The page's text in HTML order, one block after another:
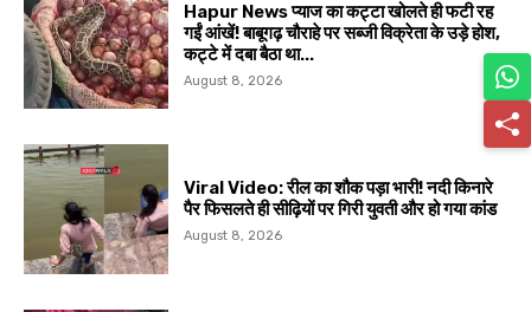
Hapur News प्याज का कट्टा खोलते ही फटी रह
गईं आंखें! बाबूगढ़ चौराहे पर सब्जी विक्रेता के उड़े होश,
कट्टे में दबा बैठा था...
August 8, 2026
Viral Video: रील का शौक पड़ा भारी! नदी किनारे
पैर फिसलते ही सीढ़ियों पर गिरी युवती और हो गया कांड
August 8, 2026